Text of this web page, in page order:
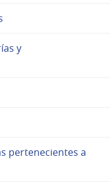
y
pertenecientes a